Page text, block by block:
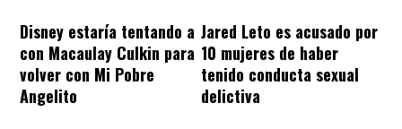
Disney estaría tentando a
con Macaulay Culkin para
volver con Mi Pobre
Angelito
Jared Leto es acusado por
10 mujeres de haber
tenido conducta sexual
delictiva